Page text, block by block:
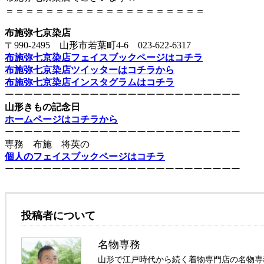
＝＝＝＝＝＝＝＝＝＝＝＝＝＝＝＝＝＝＝＝
布施弥七京染店
〒990-2495 山形市若葉町4-6 023-622-6317
布施弥七京染店フェイスブックページはコチラ
布施弥七京染店ツイッターはコチラから
布施弥七京染店インスタグラムはコチラ
ーーーーーーーーーーーーーーーーーーーーーーーーー
山形きもの記念日
ホームページはコチラから
ーーーーーーーーーーーーーーーーーーーーーーーーー
専務 布施 将英の
個人のフェイスブックページはコチラ
ーーーーーーーーーーーーーーーーーーーーーーーーー
投稿者について
名物専務
山形で江戸時代から続く着物専門店の名物